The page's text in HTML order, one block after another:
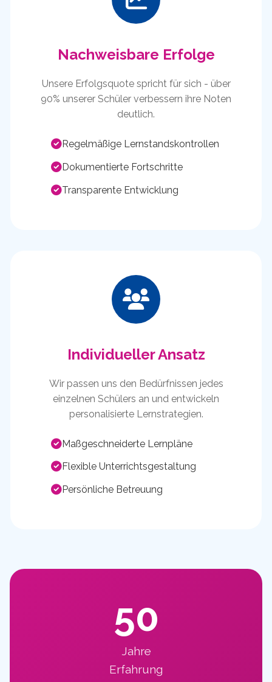
Nachweisbare Erfolge
Unsere Erfolgsquote spricht für sich - über
90% unserer Schüler verbessern ihre Noten
deutlich.
Regelmäßige Lernstandskontrollen
Dokumentierte Fortschritte
Transparente Entwicklung
Individueller Ansatz
Wir passen uns den Bedürfnissen jedes
einzelnen Schülers an und entwickeln
personalisierte Lernstrategien.
Maßgeschneiderte Lernpläne
Flexible Unterrichtsgestaltung
Persönliche Betreuung
50
Jahre
Erfahrung